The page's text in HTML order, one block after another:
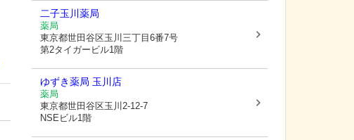
二子玉川薬局
薬局
東京都世田谷区玉川三丁目6番7号
第2タイガービル1階
ゆずき薬局 玉川店
薬局
東京都世田谷区玉川2-12-7
NSEビル1階